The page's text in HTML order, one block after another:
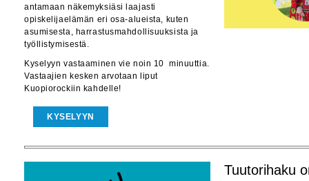
antamaan näkemyksiäsi laajasti
opiskelijaelämän eri osa-alueista, kuten
asumisesta, harrastusmahdollisuuksista ja
työllistymisestä.
Kyselyyn vastaaminen vie noin 10 minuuttia.
Vastaajien kesken arvotaan liput
Kuopiorockiin kahdelle!
KYSELYYN
Tuutorihaku